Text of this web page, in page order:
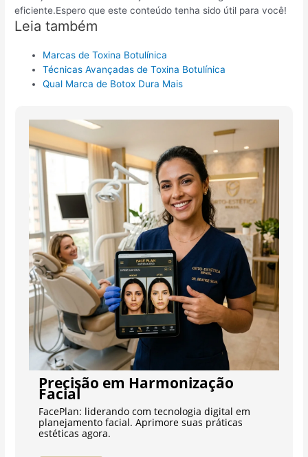
eficiente.Espero que este conteúdo tenha sido útil para você!
Leia também
Marcas de Toxina Botulínica
Técnicas Avançadas de Toxina Botulínica
Qual Marca de Botox Dura Mais
Precisão em Harmonização
Facial
FacePlan: liderando com tecnologia digital em
planejamento facial. Aprimore suas práticas
estéticas agora.